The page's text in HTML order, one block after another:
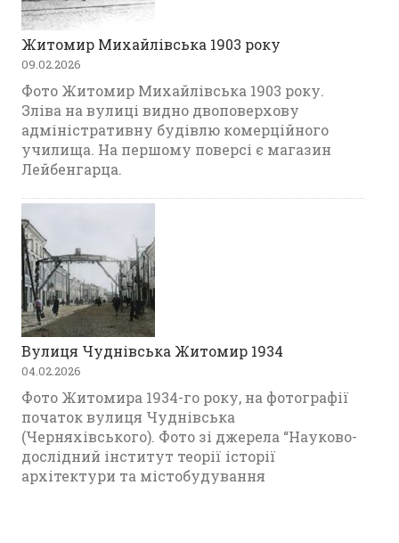
Житомир Михайлівська 1903 року
09.02.2026
Фото Житомир Михайлівська 1903 року.
Зліва на вулиці видно двоповерхову
адміністративну будівлю комерційного
училища. На першому поверсі є магазин
Лейбенгарца.
Вулиця Чуднівська Житомир 1934
04.02.2026
Фото Житомира 1934-го року, на фотографії
початок вулиця Чуднівська
(Черняхівського). Фото зі джерела “Науково-
дослідний інститут теорії історії
архітектури та містобудування